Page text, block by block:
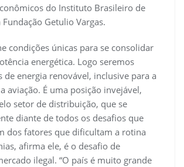
do Instituto Brasileiro de
Getulio Vargas.
condições únicas para se consolidar
energética. Logo seremos
de energia renovável, inclusive para a
aviação. É uma posição invejável,
setor de distribuição, que se
diante de todos os desafios que
dos fatores que dificultam a rotina
afirma ele, é o desafio de
ilegal. “O país é muito grande